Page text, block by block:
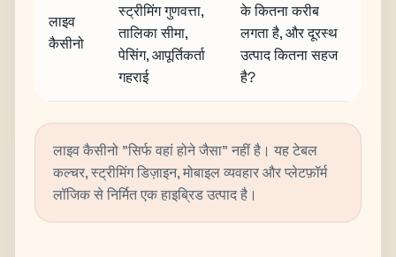
लाइव
कैसीनो
स्ट्रीमिंग गुणवत्ता,
तालिका सीमा,
पेसिंग, आपूर्तिकर्ता
गहराई
के कितना करीब
लगता है, और दूरस्थ
उत्पाद कितना सहज
है?
लाइव कैसीनो "सिर्फ वहां होने जैसा" नहीं है। यह टेबल
कल्चर, स्ट्रीमिंग डिज़ाइन, मोबाइल व्यवहार और प्लेटफ़ॉर्म
लॉजिक से निर्मित एक हाइब्रिड उत्पाद है।